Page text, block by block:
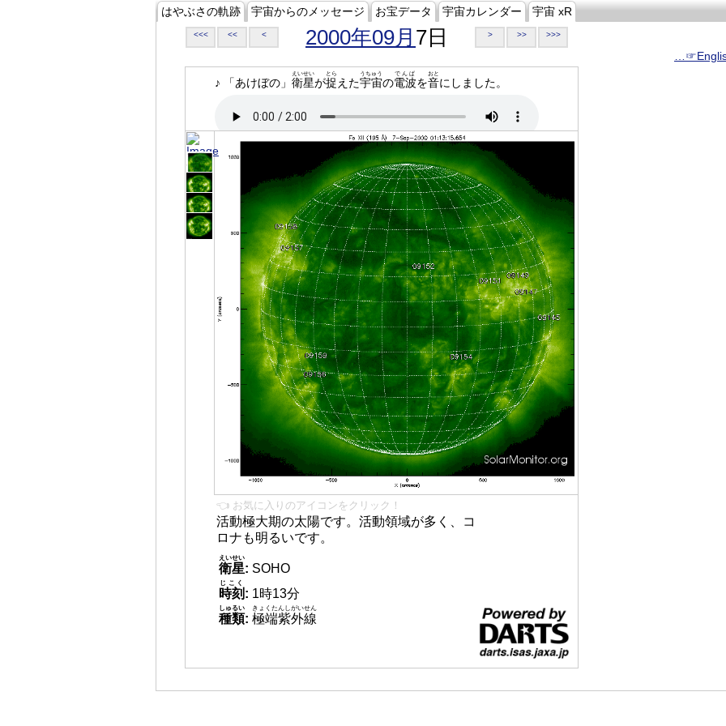
はやぶさの軌跡 宇宙からのメッセージ お宝データ 宇宙カレンダー 宇宙 xR
<<< << < 2000年09月 7日 > >> >>>
♪ 「あけぼの」 衛星
えいせい
が捉
とら
えた宇宙
うちゅう
の電波
でんぱ
を音
おと
にしました。
👈 お気に入りのアイコンをクリック！
活動極大期の太陽です。活動領域が多く、コ
ロナも明るいです。
衛星
えいせい
: SOHO
時刻
じこく
: 1時13分
種類
しゅるい
: 極端紫外線
きょくたんしがいせん